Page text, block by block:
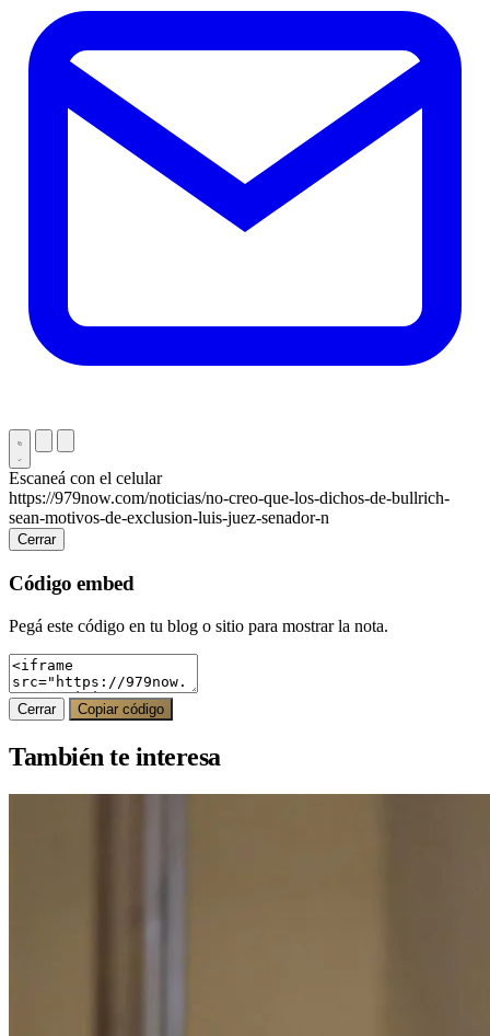
Escaneá con el celular
https://979now.com/noticias/no-creo-que-los-dichos-de-bullrich-
sean-motivos-de-exclusion-luis-juez-senador-n
Cerrar
Código embed
Pegá este código en tu blog o sitio para mostrar la nota.
Cerrar Copiar código
También te interesa